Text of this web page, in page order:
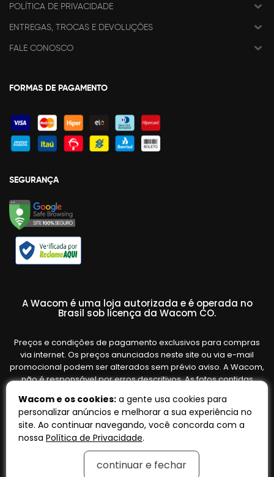
POLÍTICA DE PRIVACIDADE
ENTREGAS, TROCAS E DEVOLUÇÕES
FALE CONOSCO
FORMAS DE PAGAMENTO
SEGURANÇA
A Wacom é uma loja autorizada e é operada no
Brasil sob licença da Wacom CO.
Preços e condições de pagamento exclusivos para compras
via internet. Os preços anunciados neste site ou via e-mail
promocional podem ser alterados sem prévio aviso. A Wacom,
não é responsável por erros descritivos. As fotos contidas
variar de acordo com o fornecedor/lote do fabricante. Ofertas
válidas até o término de nossos estoques. Vendas sujeitas à
análise e confirmação de dados.
Wacom e os cookies: a gente usa cookies para
personalizar anúncios e melhorar a sua experiência no
site. Ao continuar navegando, você concorda com a
nossa Política de Privacidade.
continuar e fechar